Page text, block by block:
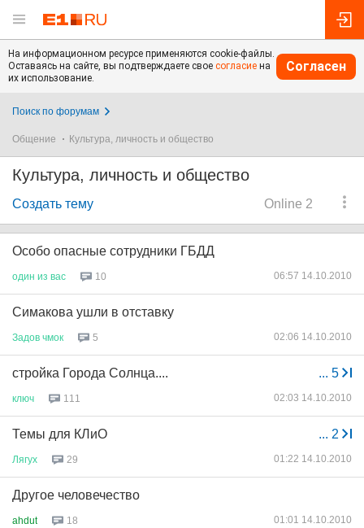
На информационном ресурсе применяются cookie-файлы.
Оставаясь на сайте, вы подтверждаете свое согласие на
их использование.
Согласен
Поиск по форумам
Общение Культура, личность и общество
Культура, личность и общество
Online 2
Создать тему
Особо опасные сотрудники ГБДД
один из вас 10 06:57 14.10.2010
Симакова ушли в отставку
Задов чмок 5 02:06 14.10.2010
... 5
стройка Города Солнца....
ключ 111 02:03 14.10.2010
... 2
Темы для КЛиО
Лягух 29 01:22 14.10.2010
Другое человечество
ahdut 18 01:01 14.10.2010